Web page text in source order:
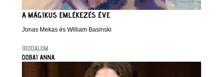
A MÁGIKUS EMLÉKEZÉS ÉVE
Jonas Mekas és William Basinski
IRODALOM
DOBAI ANNA